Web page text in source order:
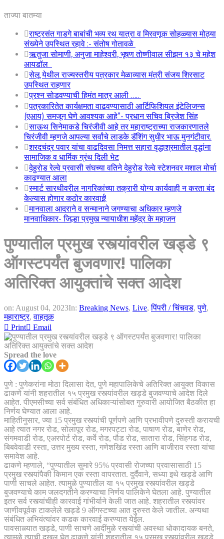
ताज्या बातम्या
राष्ट्रसंत गाडगे बाबांची भव्य रथ यात्रा व मिरवणूक सोहळ्यास मोठ्या
संख्येने उपस्थित रहावे :- संतोष गोतावळे
ऋतुजा सोमाणी, अनुजा माहेश्वरी, भूषण तोष्णीवाल सीझन १३ चे महेश
आयडॉल
सेलू येथील राज्यस्तरीय पत्रकार मेळाव्यास मंत्री संजय शिरसाट
उपस्थित राहणार
प्रश्न सोडवण्याची हिमंत मात्र आली …..
पत्रकारितेत कार्यक्षमता वाढवण्यासाठी आर्टिफिशियल इंटेलिजन्स
(एआय) समजून घेणे आवश्यक आहे”- प्रधान सचिव ब्रिजेश सिंह
साऊथ सिनेमाकडे चिरंजीवी आहे तर महाराष्ट्राच्या राजकारणातले
चिरंजीवी म्हणजे आपल्या सर्वांचे लाडके डॅशिंग सुधीर भाऊ मुनगंटीवार.
शरदचंद्र पवार यांचा वाढदिवसा निमत्त सहारा वृद्धाश्रमातील वृद्धांना
सामाजिक व धार्मिक ग्रंथ दिली भेट
देहुरोड रेल्वे प्रवासी संघच्या वतिने देहुरोड रेल्वे स्टेशनवर मशाल मोर्चा
काढण्यात आला
स्मार्ट सारथीवरील नागरिकांच्या तक्रारी योग्य कार्यवाही न करता बंद
केल्यास होणार कठोर कारवाई!
मानवाला आदराने व सन्मानाने जगण्याचा अधिकार म्हणजे
मानवाधिकार- जिल्हा प्रमुख न्यायाधीश महेंद्र के महाजन
पुण्यातील प्रमुख रस्त्यांवरील खड्डे ९
ऑगस्टपर्यंत बुजवणार! पालिका
अतिरिक्त आयुक्तांचे सक्त आदेश
on: August 04, 2023In: Breaking News, Live,पिंपरी / चिंचवड,पुणे,
महाराष्ट्र,वाहतूक
Print
Email
Spread the love
पुणे : पुणेकरांना मोठा दिलासा देत, पुणे महापालिकेचे अतिरिक्त आयुक्त विकास
ढाकणे यांनी शहरातील १५ प्रमुख रस्त्यांवरील खड्डे बुजवण्याचे आदेश दिले
आहेत. पीएमसीच्या सर्व संबंधित अधिकाऱ्यांसोबत गुरुवारी आयोजित बैठकीत हा
निर्णय घेण्यात आला आहे.
माहितीनुसार, ज्या 15 प्रमुख रस्त्यांची पूर्णपणे आणि प्रभावीपणे दुरुस्ती करायची
आहे त्यात नगर रोड, सोलापूर रोड, मगरपट्टा रोड, पाषाण रोड, बाणेर रोड,
संगमवाडी रोड, एअरपोर्ट रोड, कर्वे रोड, पौड रोड, सातारा रोड, सिंहगड रोड,
बिबवेवाडी रस्ता, उत्तर मुख्य रस्ता, गणेशखिंड रस्ता आणि बाजीराव रस्ता यांचा
समावेश आहे.
ढाकणे म्हणाले, “पुण्यातील सुमारे 95% प्रवासी रोजच्या प्रवासासाठी 15
प्रमुख रस्त्यांपैकी किमान एक रस्ता वापरतात. दुर्दैवाने, सध्या इथे खड्डे आणि
पाणी साचले आहेत. त्यामुळे पुण्यातील या १५ प्रमुख रस्त्यांवरील खड्डे
बुजवण्याचे काम जलदगतीने करण्याचा निर्णय पालिकेने घेतला आहे. पुण्यातील
इतर सर्व रस्त्यांचीही कारवाई गांभीर्याने केली जात आहे. शहरातील रस्त्यांवर
जाणीवपूर्वक टाकलेले खड्डे 9 ऑगस्टच्या आत दुरुस्त केले जातील. अन्यथा
संबंधित अभियंत्यांवर कडक कारवाई करण्यात येईल.
पावसाळ्यात खड्डे, पाणी साचणे आदींमुळे रस्त्यांची अवस्था धोकादायक बनते,
त्यामुळे त्याची दखल घेत ढाकणे यांनी शहरातील १५ प्रमुख रस्त्यांवरील खड्डे